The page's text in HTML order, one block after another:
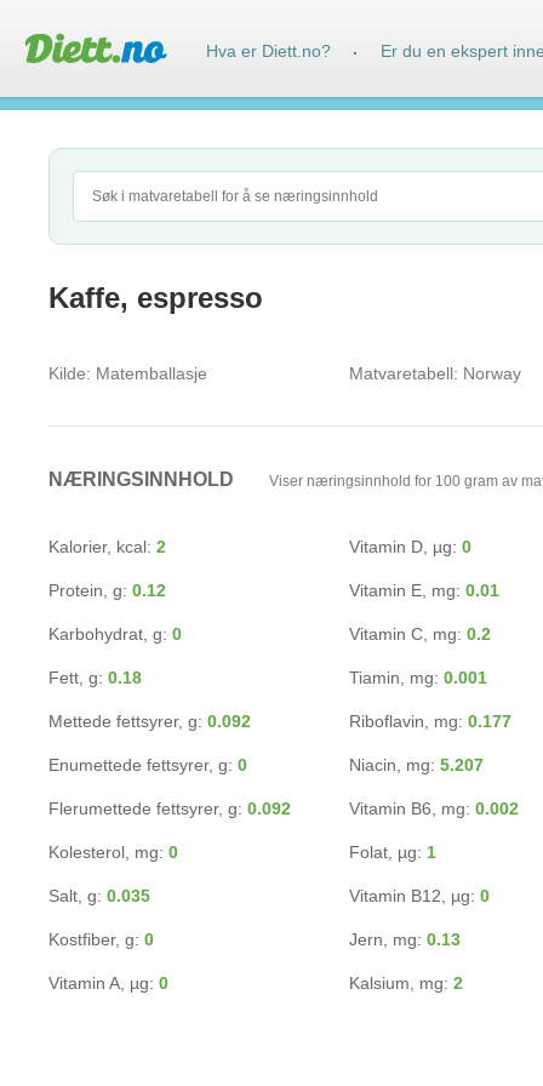
Kaffe, espresso
Kilde: Matemballasje Matvaretabell: Norway
NÆRINGSINNHOLD Viser næringsinnhold for 100 gram av
Kalorier, kcal: 2
Protein, g: 0.12
Karbohydrat, g: 0
Fett, g: 0.18
Mettede fettsyrer, g: 0.092
Enumettede fettsyrer, g: 0
Flerumettede fettsyrer, g: 0.092
Kolesterol, mg: 0
Salt, g: 0.035
Kostfiber, g: 0
Vitamin A, µg: 0
Vitamin D, µg: 0
Vitamin E, mg: 0.01
Vitamin C, mg: 0.2
Tiamin, mg: 0.001
Riboflavin, mg: 0.177
Niacin, mg: 5.207
Vitamin B6, mg: 0.002
Folat, µg: 1
Vitamin B12, µg: 0
Jern, mg: 0.13
Kalsium, mg: 2
Hva er Diett.no? · Er du en ekspert